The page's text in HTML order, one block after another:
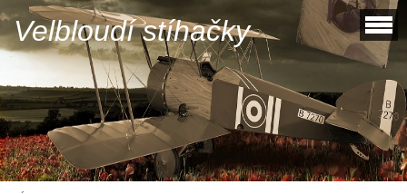
Velbloudí stíhačky